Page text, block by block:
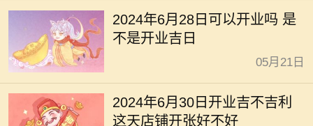
2024年6月28日可以开业吗 是
不是开业吉日
05月21日
2024年6月30日开业吉不吉利
这天店铺开张好不好